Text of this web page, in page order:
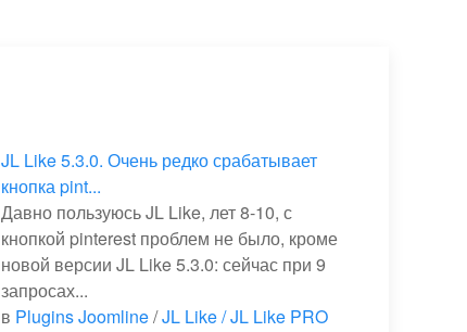
JL Like 5.3.0. Очень редко срабатывает
кнопка pint...
Давно пользуюсь JL Like, лет 8-10, с
кнопкой pinterest проблем не было, кроме
новой версии JL Like 5.3.0: сейчас при 9
запросах...
в Plugins Joomline/JL Like / JL Like PRO